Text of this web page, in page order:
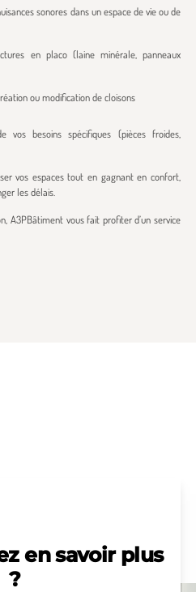
sonores dans un espace de vie ou de
en placo (laine minérale, panneaux
ou modification de cloisons
vos besoins spécifiques (pièces froides,
vos espaces tout en gagnant en confort,
les délais.
A3PBâtiment vous fait profiter d’un service
en savoir plus
?